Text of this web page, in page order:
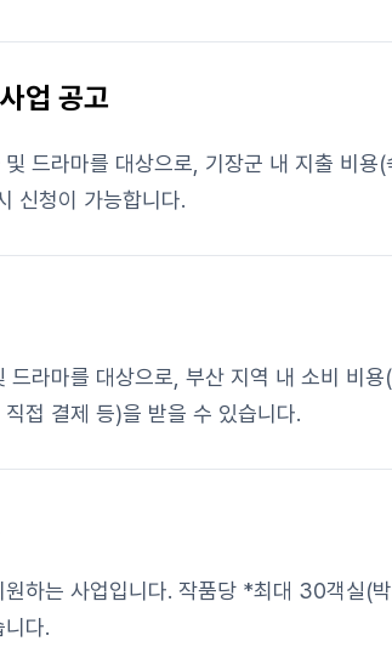
업 공고
를 대상으로, 기장군 내 지출 비용(숙박비,
신청이 가능합니다.
를 대상으로, 부산 지역 내 소비 비용(숙박,
접 결제 등)을 받을 수 있습니다.
하는 사업입니다. 작품당 *최대 30객실(
다.